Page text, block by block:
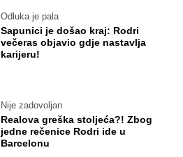
Odluka je pala
Sapunici je došao kraj: Rodri
večeras objavio gdje nastavlja
karijeru!
Nije zadovoljan
Realova greška stoljeća?! Zbog
jedne rečenice Rodri ide u
Barcelonu